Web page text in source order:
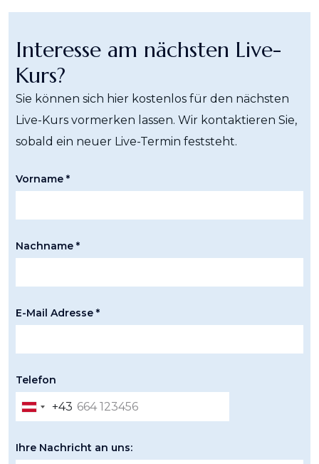
Interesse am nächsten Live-
Kurs?
Sie können sich hier kostenlos für den nächsten
Live-Kurs vormerken lassen. Wir kontaktieren Sie,
sobald ein neuer Live-Termin feststeht.
Vorname *
Nachname *
E-Mail Adresse *
Telefon
Austria
+43
+43
Ihre Nachricht an uns: